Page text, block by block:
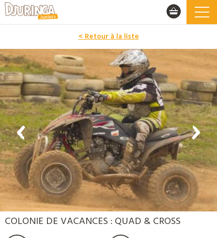
< Retour à la liste
PROMO
COLONIE DE VACANCES : QUAD & CROSS